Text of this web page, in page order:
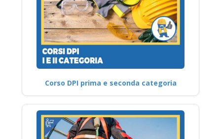
Corso DPI prima e seconda categoria